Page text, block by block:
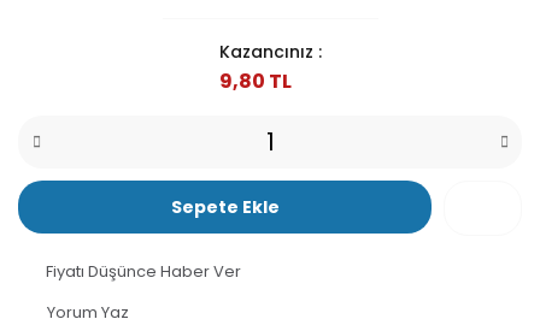
Kazancınız :
9,80 TL
Sepete Ekle
Fiyatı Düşünce Haber Ver
Yorum Yaz